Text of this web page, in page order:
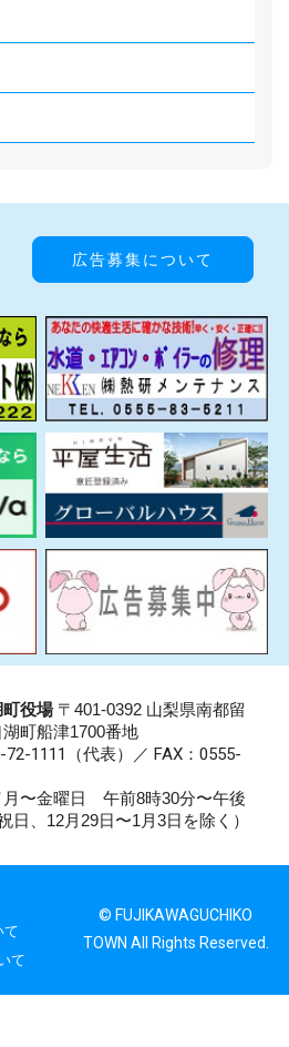
広告募集について
役場〒401-0392 山梨県南都留
町船津1700番地
72-1111 （代表）／ FAX：0555-
月〜金曜日 午前8時30分〜午後
日、12月29日〜1月3日を除く）
て
て
© FUJIKAWAGUCHIKO
TOWN All Rights Reserved.